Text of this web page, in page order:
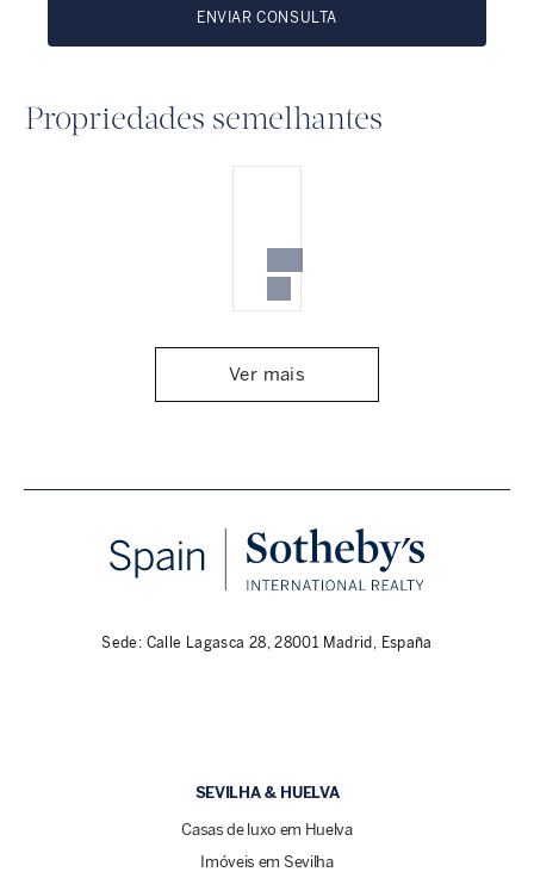
ENVIAR CONSULTA
Propriedades semelhantes
Ver mais
Sede: Calle Lagasca 28, 28001 Madrid, España
SEVILHA & HUELVA
Casas de luxo em Huelva
Imóveis em Sevilha